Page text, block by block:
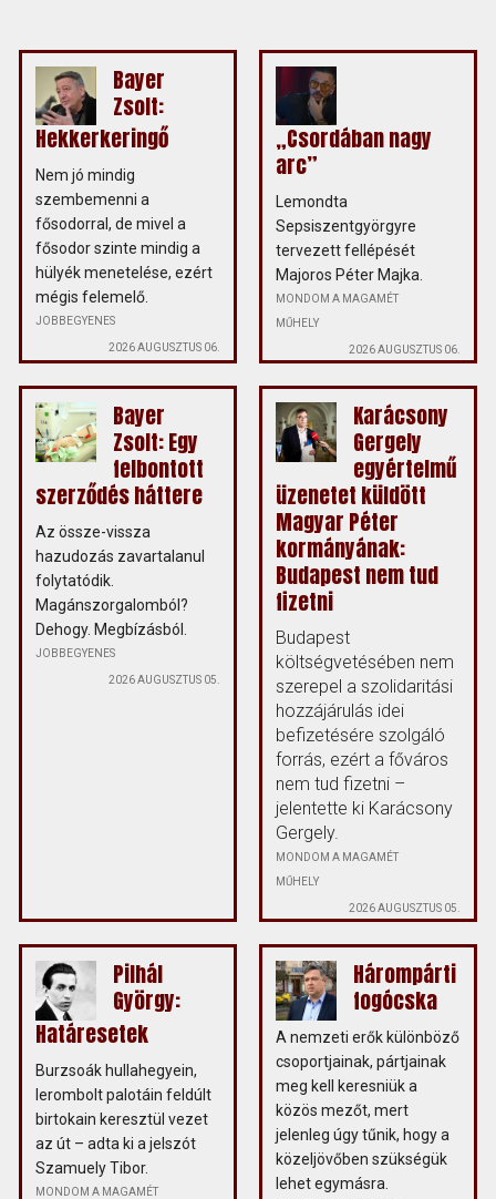
Bayer
Zsolt:
Hekkerkeringő
Nem jó mindig
szembemenni a
fősodorral, de mivel a
fősodor szinte mindig a
hülyék menetelése, ezért
mégis felemelő.
JOBBEGYENES
2026 AUGUSZTUS 06.
„Csordában nagy
arc”
Lemondta
Sepsiszentgyörgyre
tervezett fellépését
Majoros Péter Majka.
MONDOM A MAGAMÉT
MŰHELY
2026 AUGUSZTUS 06.
Bayer
Zsolt: Egy
felbontott
szerződés háttere
Az össze-vissza
hazudozás zavartalanul
folytatódik.
Magánszorgalomból?
Dehogy. Megbízásból.
JOBBEGYENES
2026 AUGUSZTUS 05.
Karácsony
Gergely
egyértelmű
üzenetet küldött
Magyar Péter
kormányának:
Budapest nem tud
fizetni
Budapest
költségvetésében nem
szerepel a szolidaritási
hozzájárulás idei
befizetésére szolgáló
forrás, ezért a főváros
nem tud fizetni –
jelentette ki Karácsony
Gergely.
MONDOM A MAGAMÉT
MŰHELY
2026 AUGUSZTUS 05.
Pilhál
György:
Határesetek
Burzsoák hullahegyein,
lerombolt palotáin feldúlt
birtokain keresztül vezet
az út – adta ki a jelszót
Szamuely Tibor.
MONDOM A MAGAMÉT
Hárompárti
fogócska
A nemzeti erők különböző
csoportjainak, pártjainak
meg kell keresniük a
közös mezőt, mert
jelenleg úgy tűnik, hogy a
közeljövőben szükségük
lehet egymásra.